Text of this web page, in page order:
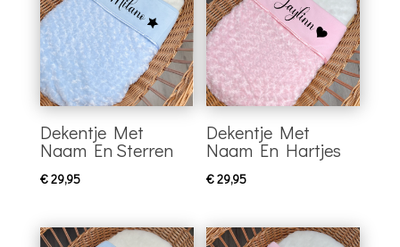
Dekentje Met
Naam En Sterren
€29,95
Dekentje Met
Naam En Hartjes
€29,95